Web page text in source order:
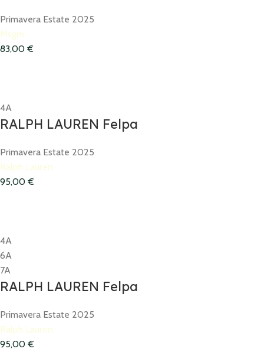
Primavera Estate 2025
Msgm
83,00 €
4A
RALPH LAUREN Felpa
Primavera Estate 2025
Ralph Lauren
95,00 €
4A
6A
7A
RALPH LAUREN Felpa
Primavera Estate 2025
Ralph Lauren
95,00 €